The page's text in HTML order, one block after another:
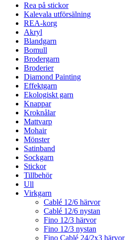
Rea på stickor
Kalevala utförsälning
REA-korg
Akryl
Blandgarn
Bomull
Brodergarn
Broderier
Diamond Painting
Effektgarn
Ekologiskt garn
Knappar
Kroknålar
Mattvarp
Mohair
Mönster
Satinband
Sockgarn
Stickor
Tillbehör
Ull
Virkgarn
Cablé 12/6 härvor
Cablé 12/6 nystan
Fino 12/3 härvor
Fino 12/3 nystan
Fino Cablé 24/2x3 härvor